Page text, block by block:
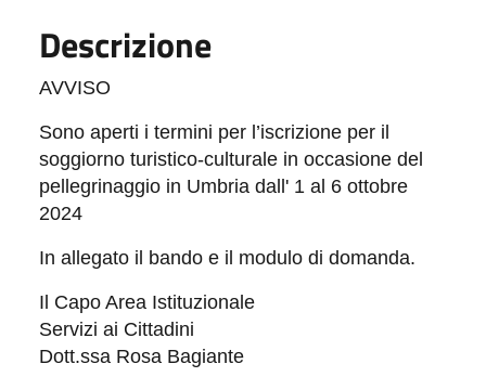
Descrizione
AVVISO
Sono aperti i termini per l’iscrizione per il
soggiorno turistico-culturale in occasione del
pellegrinaggio in Umbria dall' 1 al 6 ottobre
2024
In allegato il bando e il modulo di domanda.
Il Capo Area Istituzionale
Servizi ai Cittadini
Dott.ssa Rosa Bagiante